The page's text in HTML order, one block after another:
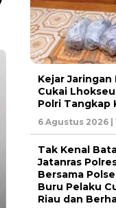
Kejar Jaringan
Cukai
Polri Tangkap
6 Agustus 2026 |
Tak Kenal
Jatanras
Bersama
Buru Pelaku
Riau dan